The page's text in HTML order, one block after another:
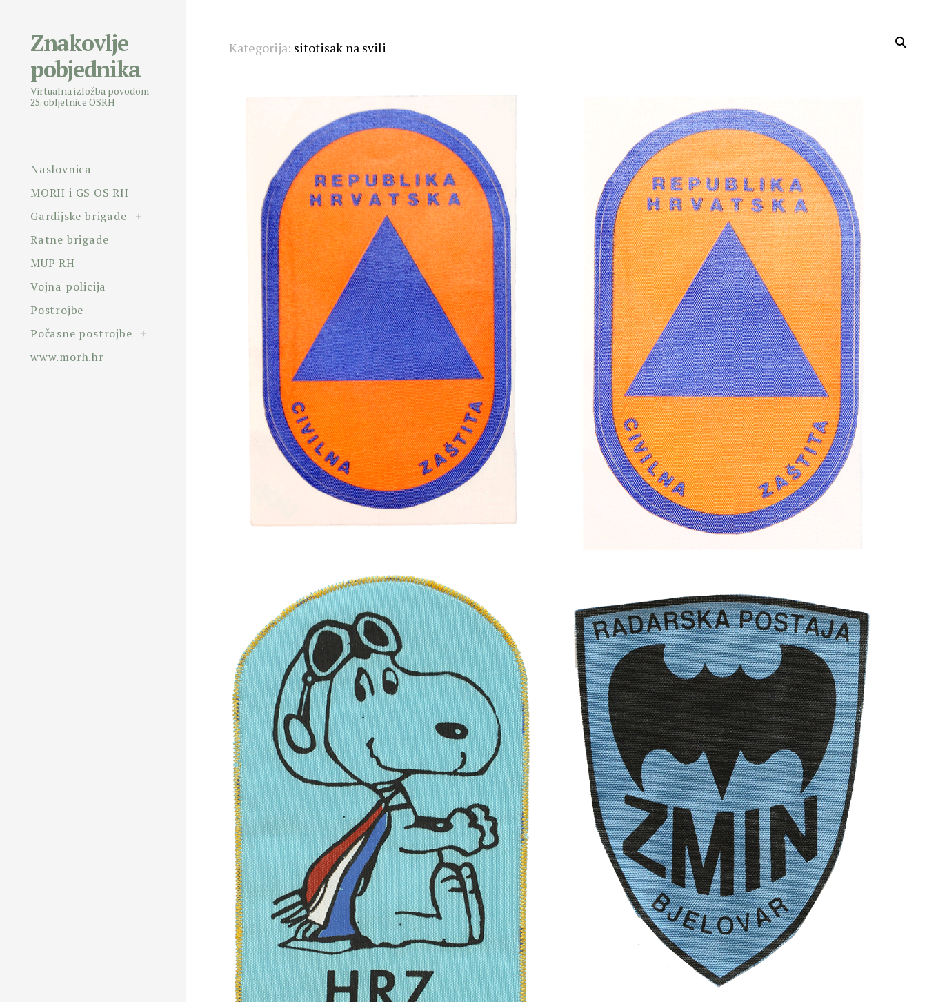
content
Znakovlje
pobjednika
Virtualna izložba povodom
25. obljetnice OSRH
Naslovnica
MORH i GS OS RH
Gardijske brigade
toggle
child
+
Ratne brigade
MUP RH
Vojna policija
Postrojbe
Počasne postrojbe
toggle
child
+
www.morh.hr
Kategorija: sitotisak na svili
Posts
navigation